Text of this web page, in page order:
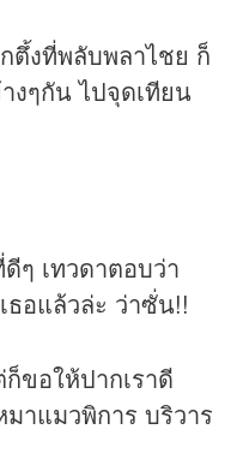
ตึ้งที่พลับพลาไชย ก็
งๆกัน ไปจุดเทียน
ๆ เทวดาตอบว่า
ธอแล้วล่ะ ว่าซั่น!!
ขอให้ปากเราดี
าแมวพิการ บริวาร